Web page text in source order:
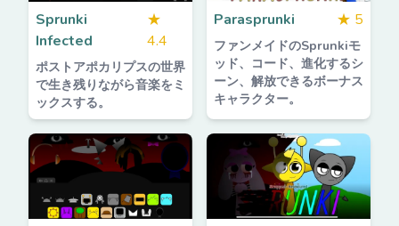
Sprunki
Infected
★
4.4
ポストアポカリプスの世界
で生き残りながら音楽をミ
ックスする。
Parasprunki ★ 5
ファンメイドのSprunkiモ
ッド、コード、進化するシ
ーン、解放できるボーナス
キャラクター。